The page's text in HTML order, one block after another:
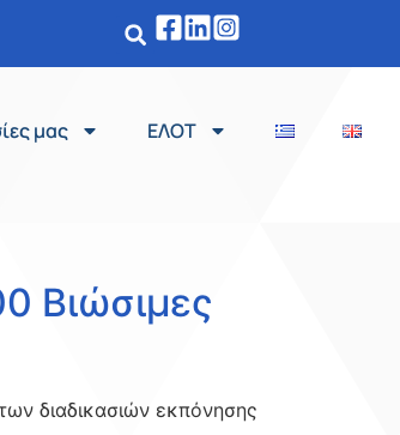
μας ΕΛΟΤ
Βιώσιμες
διαδικασιών εκπόνησης